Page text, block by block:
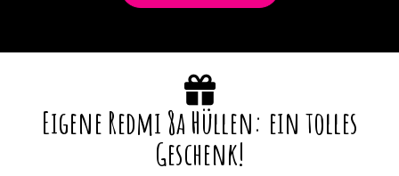
Eigene Redmi 8a Hüllen: ein tolles
Geschenk!